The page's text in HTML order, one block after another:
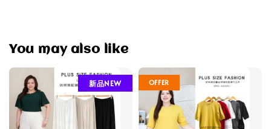
You may also like
新品NEW OFFER